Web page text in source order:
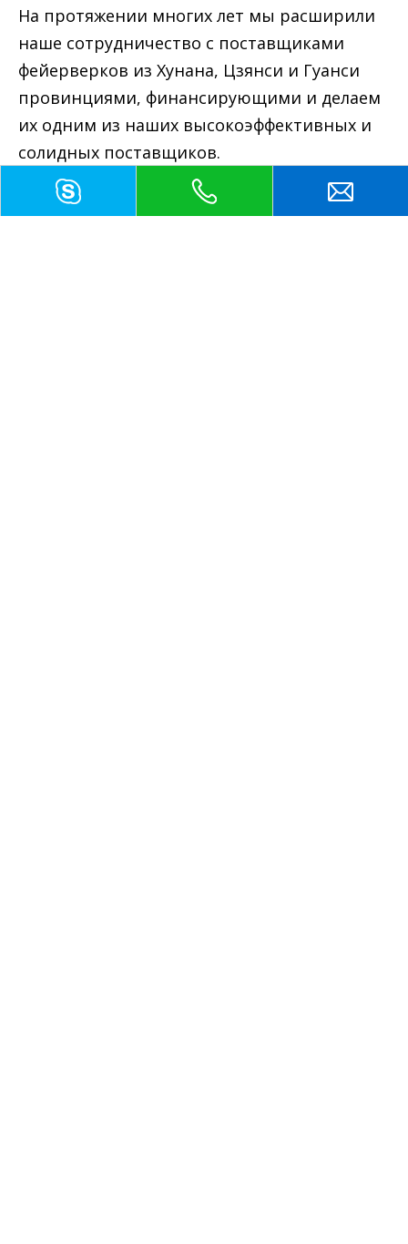
На протяжении многих лет мы расширили
наше сотрудничество с поставщиками
фейерверков из Хунана, Цзянси и Гуанси
провинциями, финансирующими и делаем
их одним из наших высокоэффективных и
солидных поставщиков.